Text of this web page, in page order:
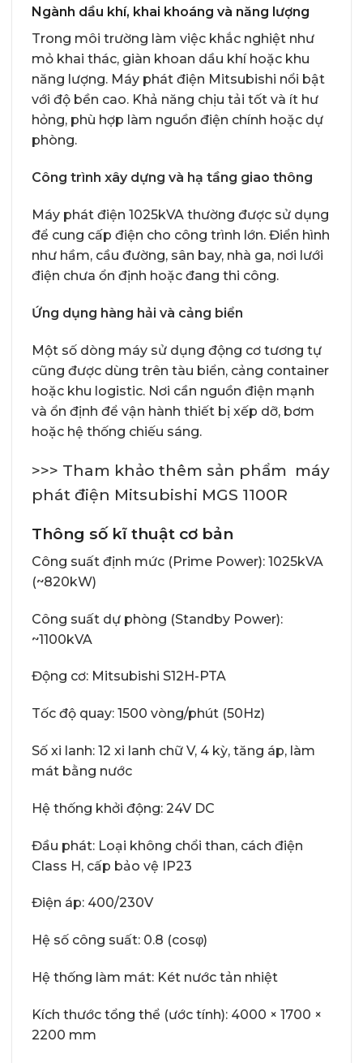
Ngành dầu khí, khai khoáng và năng lượng
Trong môi trường làm việc khắc nghiệt như
mỏ khai thác, giàn khoan dầu khí hoặc khu
năng lượng. Máy phát điện Mitsubishi nổi bật
với độ bền cao. Khả năng chịu tải tốt và ít hư
hỏng, phù hợp làm nguồn điện chính hoặc dự
phòng.
Công trình xây dựng và hạ tầng giao thông
Máy phát điện 1025kVA thường được sử dụng
để cung cấp điện cho công trình lớn. Điển hình
như hầm, cầu đường, sân bay, nhà ga, nơi lưới
điện chưa ổn định hoặc đang thi công.
Ứng dụng hàng hải và cảng biển
Một số dòng máy sử dụng động cơ tương tự
cũng được dùng trên tàu biển, cảng container
hoặc khu logistic. Nơi cần nguồn điện mạnh
và ổn định để vận hành thiết bị xếp dỡ, bơm
hoặc hệ thống chiếu sáng.
>>> Tham khảo thêm sản phẩm máy
phát điện Mitsubishi MGS 1100R
Thông số kĩ thuật cơ bản
Công suất định mức (Prime Power): 1025kVA
(~820kW)
Công suất dự phòng (Standby Power):
~1100kVA
Động cơ: Mitsubishi S12H-PTA
Tốc độ quay: 1500 vòng/phút (50Hz)
Số xi lanh: 12 xi lanh chữ V, 4 kỳ, tăng áp, làm
mát bằng nước
Hệ thống khởi động: 24V DC
Đầu phát: Loại không chổi than, cách điện
Class H, cấp bảo vệ IP23
Điện áp: 400/230V
Hệ số công suất: 0.8 (cosφ)
Hệ thống làm mát: Két nước tản nhiệt
Kích thước tổng thể (ước tính): 4000 × 1700 ×
2200 mm